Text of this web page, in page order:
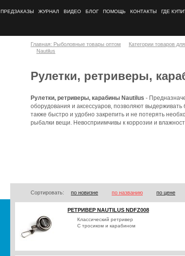
ПРЕДЗАКАЗЫ ЖУРНАЛ ВИДЕО БЛОГ ПОМОЩЬ КОНТАКТЫ ГДЕ
Главная: Рыболовные товары оптом Категории товаров
Nautilus
Рулетки, ретриверы,
Рулетки, ретриверы, карабины Nautilus -
оборудования и аксессуаров, позволяют выдерживать
также быстро и удобно закрепить и не потерять
рыбалки вещи. Невосприимчивы к коррозии и
Сортировать: по новизне по названию по цене
РЕТРИВЕР NAUTILUS NDFZ008
Классический ретривер
С тросиком и карабином